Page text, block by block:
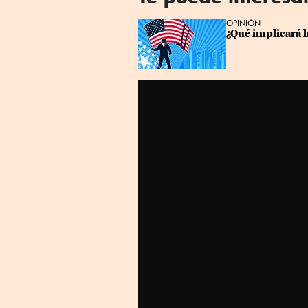
OPINIÓN
¿Qué implicará